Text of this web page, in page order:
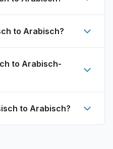
to Arabisch?
to Arabisch-
to Arabisch?